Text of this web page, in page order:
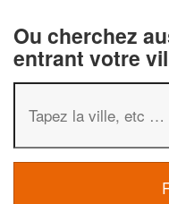
Ou cherchez
entrant votre